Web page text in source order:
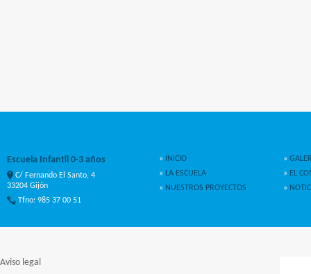
Escuela Infantil 0-3 años
C/ Fernando El Santo, 4
33204 Gijón
Tfno: 985 37 00 51
» INICIO
» LA ESCUELA
» NUESTROS PROYECTOS
»
» EL
»
Aviso legal